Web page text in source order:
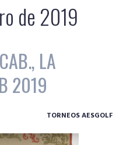
de 2019
LA
2019
TORNEOS AESGOLF